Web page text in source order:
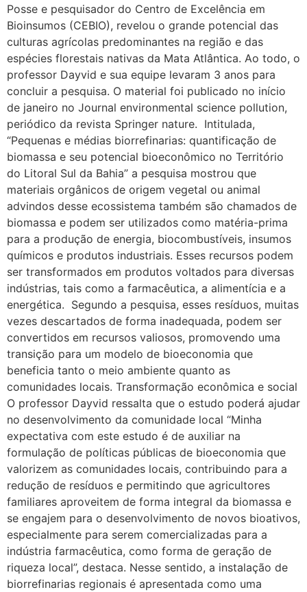
Posse e pesquisador do Centro de Excelência em
Bioinsumos (CEBIO), revelou o grande potencial das
culturas agrícolas predominantes na região e das
espécies florestais nativas da Mata Atlântica. Ao todo, o
professor Dayvid e sua equipe levaram 3 anos para
concluir a pesquisa. O material foi publicado no início
de janeiro no Journal environmental science pollution,
periódico da revista Springer nature. Intitulada,
“Pequenas e médias biorrefinarias: quantificação de
biomassa e seu potencial bioeconômico no Território
do Litoral Sul da Bahia” a pesquisa mostrou que
materiais orgânicos de origem vegetal ou animal
advindos desse ecossistema também são chamados de
biomassa e podem ser utilizados como matéria-prima
para a produção de energia, biocombustíveis, insumos
químicos e produtos industriais. Esses recursos podem
ser transformados em produtos voltados para diversas
indústrias, tais como a farmacêutica, a alimentícia e a
energética. Segundo a pesquisa, esses resíduos, muitas
vezes descartados de forma inadequada, podem ser
convertidos em recursos valiosos, promovendo uma
transição para um modelo de bioeconomia que
beneficia tanto o meio ambiente quanto as
comunidades locais. Transformação econômica e social
O professor Dayvid ressalta que o estudo poderá ajudar
no desenvolvimento da comunidade local “Minha
expectativa com este estudo é de auxiliar na
formulação de políticas públicas de bioeconomia que
valorizem as comunidades locais, contribuindo para a
redução de resíduos e permitindo que agricultores
familiares aproveitem de forma integral da biomassa e
se engajem para o desenvolvimento de novos bioativos,
especialmente para serem comercializadas para a
indústria farmacêutica, como forma de geração de
riqueza local”, destaca. Nesse sentido, a instalação de
biorrefinarias regionais é apresentada como uma